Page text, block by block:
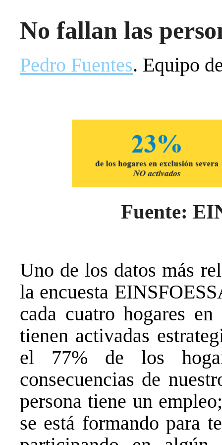
No fallan las
Pedro Fuentes. Equipo
Fuente:
Uno de los datos más
la encuesta
cada cuatro hogares
tienen activadas
el 77% de los
consecuencias de
persona tiene un
se está formando para